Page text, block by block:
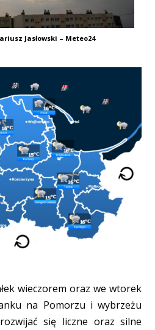
Jasłowski – Meteo24
wieczorem oraz we wtorek
na Pomorzu i wybrzeżu
się liczne oraz silne